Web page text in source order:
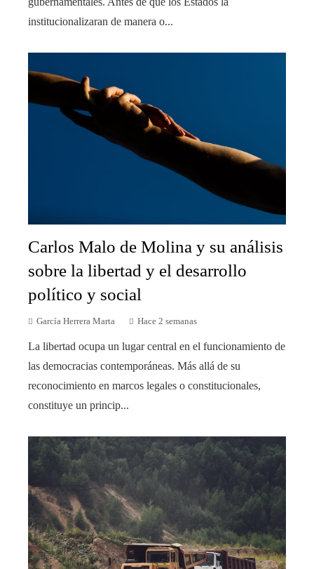
institucionalizaran de manera o...
Carlos Malo de Molina y su análisis
sobre la libertad y el desarrollo
político y social
García Herrera Marta Hace 2 semanas
La libertad ocupa un lugar central en el funcionamiento de
las democracias contemporáneas. Más allá de su
reconocimiento en marcos legales o constitucionales,
constituye un princip...